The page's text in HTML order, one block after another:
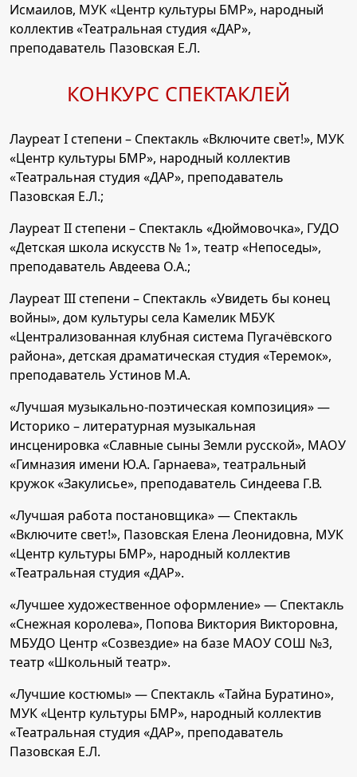
Исмаилов, МУК «Центр культуры БМР», народный
коллектив «Театральная студия «ДАР»,
преподаватель Пазовская Е.Л.
КОНКУРС СПЕКТАКЛЕЙ
Лауреат I степени – Спектакль «Включите свет!», МУК
«Центр культуры БМР», народный коллектив
«Театральная студия «ДАР», преподаватель
Пазовская Е.Л.;
Лауреат II степени – Спектакль «Дюймовочка», ГУДО
«Детская школа искусств № 1», театр «Непоседы»,
преподаватель Авдеева О.А.;
Лауреат III степени – Спектакль «Увидеть бы конец
войны», дом культуры села Камелик МБУК
«Централизованная клубная система Пугачёвского
района», детская драматическая студия «Теремок»,
преподаватель Устинов М.А.
«Лучшая музыкально-поэтическая композиция» —
Историко – литературная музыкальная
инсценировка «Славные сыны Земли русской», МАОУ
«Гимназия имени Ю.А. Гарнаева», театральный
кружок «Закулисье», преподаватель Синдеева Г.В.
«Лучшая работа постановщика» — Спектакль
«Включите свет!», Пазовская Елена Леонидовна, МУК
«Центр культуры БМР», народный коллектив
«Театральная студия «ДАР».
«Лучшее художественное оформление» — Спектакль
«Снежная королева», Попова Виктория Викторовна,
МБУДО Центр «Созвездие» на базе МАОУ СОШ №3,
театр «Школьный театр».
«Лучшие костюмы» — Спектакль «Тайна Буратино»,
МУК «Центр культуры БМР», народный коллектив
«Театральная студия «ДАР», преподаватель
Пазовская Е.Л.